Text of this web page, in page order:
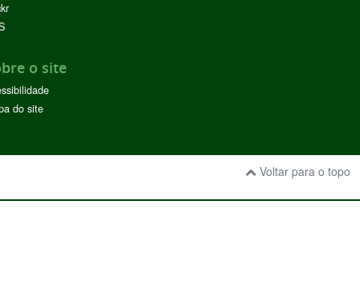
o site
do site
Voltar para o topo